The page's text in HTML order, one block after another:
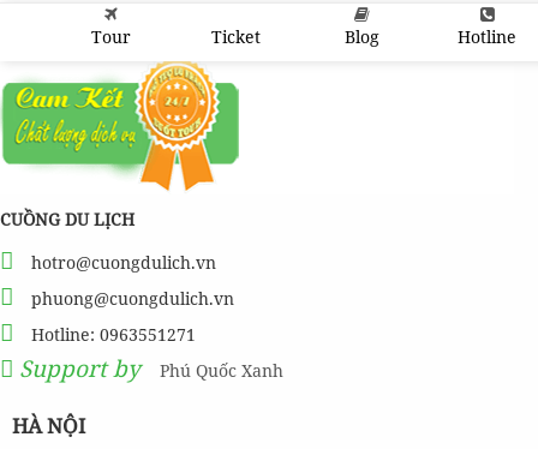
Tour Ticket Blog Hotline
CUỒNG DU LỊCH
hotro@cuongdulich.vn
phuong@cuongdulich.vn
Hotline: 0963551271
Support by Phú Quốc Xanh
HÀ NỘI